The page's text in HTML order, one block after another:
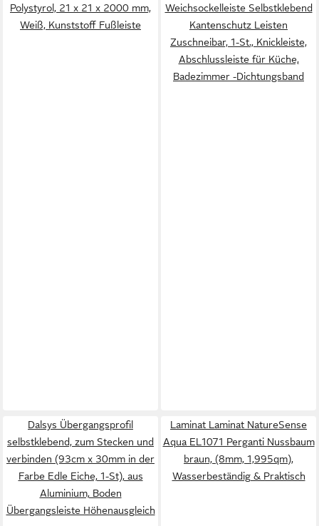
Polystyrol, 21 x 21 x 2000 mm,
Weiß, Kunststoff Fußleiste
Weichsockelleiste Selbstklebend
Kantenschutz Leisten
Zuschneibar, 1-St., Knickleiste,
Abschlussleiste für Küche,
Badezimmer -Dichtungsband
Dalsys Übergangsprofil
selbstklebend, zum Stecken und
verbinden (93cm x 30mm in der
Farbe Edle Eiche, 1-St), aus
Aluminium, Boden
Übergangsleiste Höhenausgleich
Laminat Laminat NatureSense
Aqua EL1071 Perganti Nussbaum
braun, (8mm, 1,995qm),
Wasserbeständig & Praktisch